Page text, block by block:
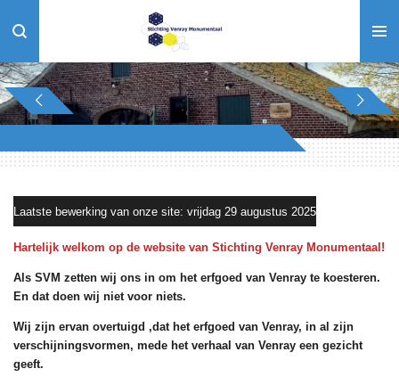
direct
de
hoofdinhoud
Laatste bewerking van onze site: vrijdag 29 augustus 2025
Hartelijk welkom op de website van Stichting Venray Monumentaal!
Als SVM zetten wij ons in om het erfgoed van Venray te koesteren.
En dat doen wij niet voor niets.
Wij zijn ervan overtuigd ,dat het erfgoed van Venray, in al zijn
verschijningsvormen, mede het verhaal van Venray een gezicht
geeft.